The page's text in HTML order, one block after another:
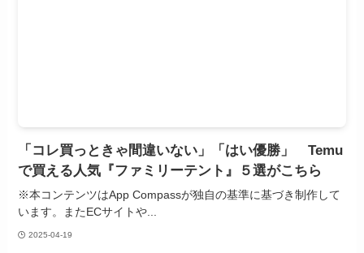
「コレ買っときゃ間違いない」「はい優勝」 Temu
で買える人気『ファミリーテント』５選がこちら
※本コンテンツはApp Compassが独自の基準に基づき制作して
います。またECサイトや...
2025-04-19